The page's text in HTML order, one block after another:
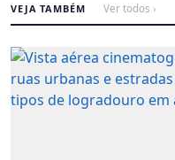
VEJA TAMBÉM Ver todos ›